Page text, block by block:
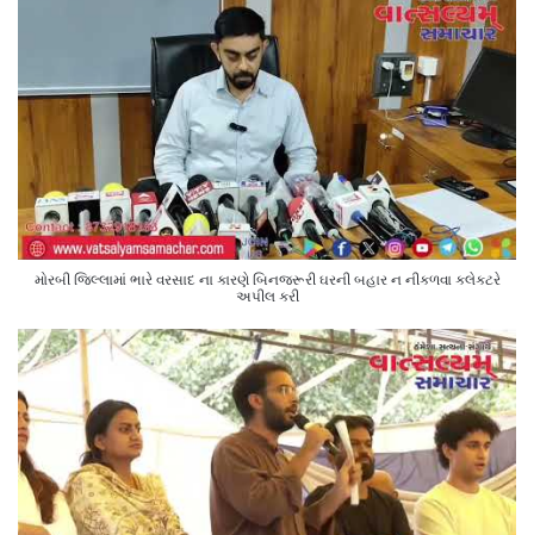
મોરબી જિલ્લામાં ભારે વરસાદ ના કારણે બિનજરૂરી ઘરની બહાર ન નીકળવા કલેક્ટરે
અપીલ કરી